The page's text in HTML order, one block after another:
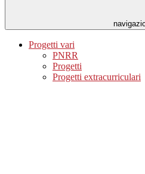
Progetti vari
PNRR
Progetti
Progetti extracurriculari